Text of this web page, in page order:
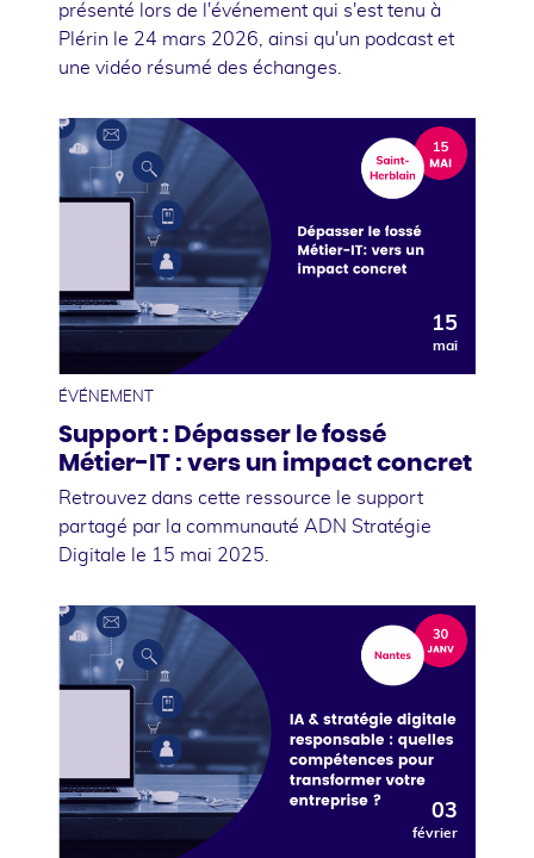
présenté lors de l'événement qui s'est tenu à
Plérin le 24 mars 2026, ainsi qu'un podcast et
une vidéo résumé des échanges.
15
mai
ÉVÉNEMENT
Support : Dépasser le fossé
Métier-IT : vers un impact concret
Retrouvez dans cette ressource le support
partagé par la communauté ADN Stratégie
Digitale le 15 mai 2025.
03
février